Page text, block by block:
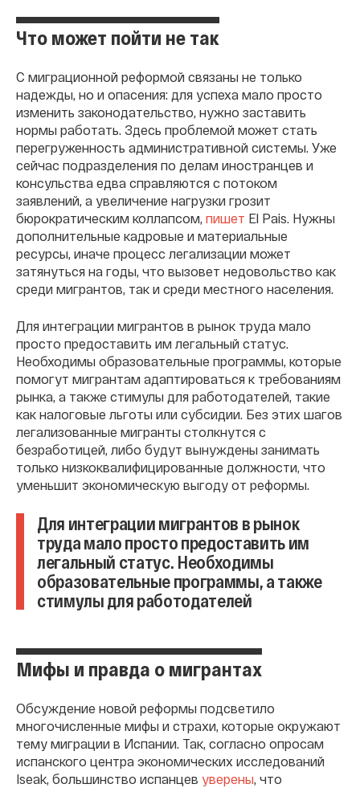
Что может пойти не так
С миграционной реформой связаны не только
надежды, но и опасения: для успеха мало просто
изменить законодательство, нужно заставить
нормы работать. Здесь проблемой может стать
перегруженность административной системы. Уже
сейчас подразделения по делам иностранцев и
консульства едва справляются с потоком
заявлений, а увеличение нагрузки грозит
бюрократическим коллапсом, пишет El Pais. Нужны
дополнительные кадровые и материальные
ресурсы, иначе процесс легализации может
затянуться на годы, что вызовет недовольство как
среди мигрантов, так и среди местного населения.
Для интеграции мигрантов в рынок труда мало
просто предоставить им легальный статус.
Необходимы образовательные программы, которые
помогут мигрантам адаптироваться к требованиям
рынка, а также стимулы для работодателей, такие
как налоговые льготы или субсидии. Без этих шагов
легализованные мигранты столкнутся с
безработицей, либо будут вынуждены занимать
только низкоквалифицированные должности, что
уменьшит экономическую выгоду от реформы.
Для интеграции мигрантов в рынок
труда мало просто предоставить им
легальный статус. Необходимы
образовательные программы, а также
стимулы для работодателей
Мифы и правда о мигрантах
Обсуждение новой реформы подсветило
многочисленные мифы и страхи, которые окружают
тему миграции в Испании. Так, согласно опросам
испанского центра экономических исследований
Iseak, большинство испанцев уверены, что